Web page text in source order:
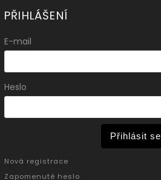
PŘIHLÁŠENÍ
E-mail
Heslo
Přihlásit se
Nová registrace
Zapomenuté heslo